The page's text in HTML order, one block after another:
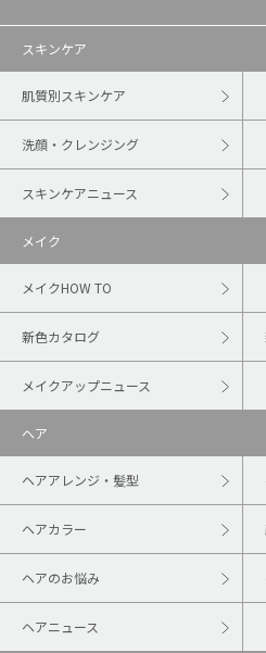
スキンケア
肌質別スキンケア
洗顔・クレンジング
スキンケアニュース
メイク
メイクHOW TO
新色カタログ
メイクアップニュース
ヘア
ヘアアレンジ・髪型
ヘアカラー
ヘアのお悩み
ヘアニュース